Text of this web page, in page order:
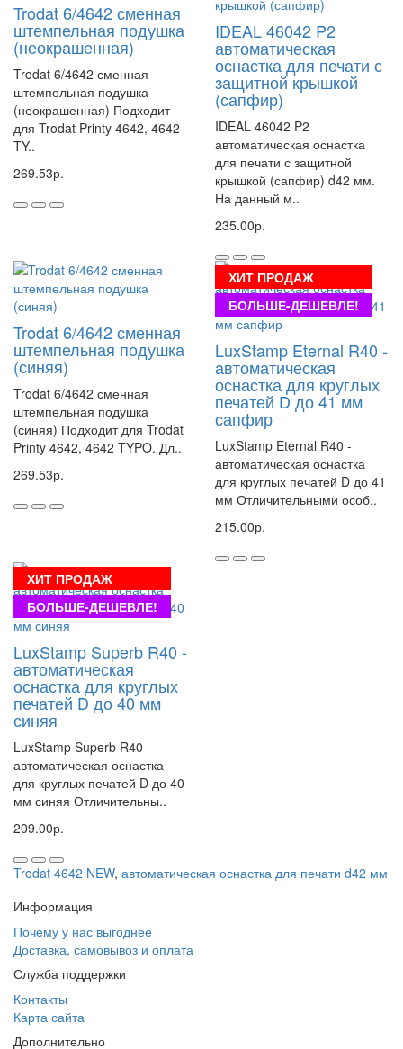
Trodat 6/4642 сменная
штемпельная подушка
(неокрашенная)
Trodat 6/4642 сменная
штемпельная подушка
(неокрашенная) Подходит
для Trodat Printy 4642, 4642
TY..
269.53р.
IDEAL 46042 P2
автоматическая
оснастка для печати с
защитной крышкой
(сапфир)
IDEAL 46042 P2
автоматическая оснастка
для печати с защитной
крышкой (сапфир) d42 мм.
На данный м..
235.00р.
Trodat 6/4642 сменная
штемпельная подушка
(синяя)
Trodat 6/4642 сменная
штемпельная подушка
(синяя) Подходит для Trodat
Printy 4642, 4642 TYPO. Дл..
269.53р.
ХИТ ПРОДАЖ
БОЛЬШЕ-ДЕШЕВЛЕ!
LuxStamp Eternal R40 -
автоматическая
оснастка для круглых
печатей D до 41 мм
сапфир
LuxStamp Eternal R40 -
автоматическая оснастка
для круглых печатей D до 41
мм Отличительными особ..
215.00р.
ХИТ ПРОДАЖ
БОЛЬШЕ-ДЕШЕВЛЕ!
LuxStamp Superb R40 -
автоматическая
оснастка для круглых
печатей D до 40 мм
синяя
LuxStamp Superb R40 -
автоматическая оснастка
для круглых печатей D до 40
мм синяя Отличительны..
209.00р.
Trodat 4642 NEW, автоматическая оснастка для печати d42 мм
Информация
Почему у нас выгоднее
Доставка, самовывоз и оплата
Служба поддержки
Контакты
Карта сайта
Дополнительно